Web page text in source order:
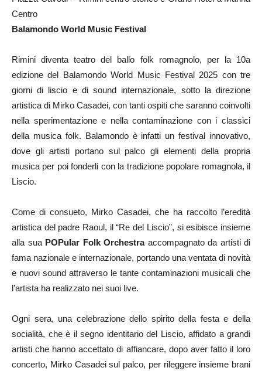
Centro
Balamondo World Music Festival
Rimini diventa teatro del ballo folk romagnolo, per la 10a
edizione del Balamondo World Music Festival 2025 con tre
giorni di liscio e di sound internazionale, sotto la direzione
artistica di Mirko Casadei, con tanti ospiti che saranno coinvolti
nella sperimentazione e nella contaminazione con i classici
della musica folk. Balamondo è infatti un festival innovativo,
dove gli artisti portano sul palco gli elementi della propria
musica per poi fonderli con la tradizione popolare romagnola, il
Liscio.
Come di consueto, Mirko Casadei, che ha raccolto l’eredità
artistica del padre Raoul, il “Re del Liscio”, si esibisce insieme
alla sua POPular Folk Orchestraaccompagnato da artisti di
fama nazionale e internazionale, portando una ventata di novità
e nuovi sound attraverso le tante contaminazioni musicali che
l’artista ha realizzato nei suoi live.
Ogni sera, una celebrazione dello spirito della festa e della
socialità, che è il segno identitario del Liscio, affidato a grandi
artisti che hanno accettato di affiancare, dopo aver fatto il loro
concerto, Mirko Casadei sul palco, per rileggere insieme brani